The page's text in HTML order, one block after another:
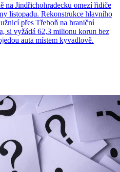
na Jindřichohradecku omezí řidiče
listopadu. Rekonstrukce hlavního
přes Třeboň na hraniční
si vyžádá 62,3 milionu korun bez
auta místem kyvadlově.